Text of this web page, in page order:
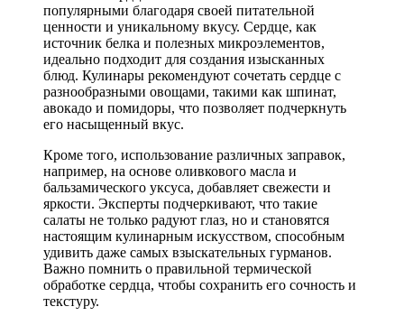
популярными благодаря своей питательной
ценности и уникальному вкусу. Сердце, как
источник белка и полезных микроэлементов,
идеально подходит для создания изысканных
блюд. Кулинары рекомендуют сочетать сердце с
разнообразными овощами, такими как шпинат,
авокадо и помидоры, что позволяет подчеркнуть
его насыщенный вкус.
Кроме того, использование различных заправок,
например, на основе оливкового масла и
бальзамического уксуса, добавляет свежести и
яркости. Эксперты подчеркивают, что такие
салаты не только радуют глаз, но и становятся
настоящим кулинарным искусством, способным
удивить даже самых взыскательных гурманов.
Важно помнить о правильной термической
обработке сердца, чтобы сохранить его сочность и
текстуру.